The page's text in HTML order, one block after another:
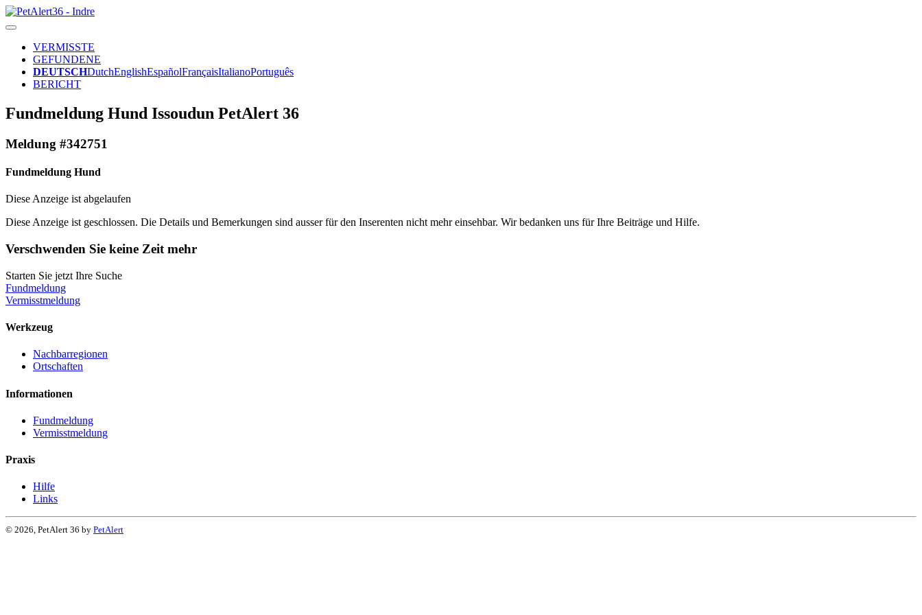
VERMISSTE
GEFUNDENE
DEUTSCHDutchEnglishEspañolFrançaisItalianoPortuguês
BERICHT
Fundmeldung Hund Issoudun PetAlert 36
Meldung #342751
Fundmeldung Hund
Diese Anzeige ist abgelaufen
Diese Anzeige ist geschlossen. Die Details und Bemerkungen sind ausser für den Inserenten nicht mehr einsehbar. Wir bedanken uns für Ihre Beiträge und Hilfe.
Verschwenden Sie keine Zeit mehr
Starten Sie jetzt Ihre Suche
Fundmeldung
Vermisstmeldung
Werkzeug
Nachbarregionen
Ortschaften
Informationen
Fundmeldung
Vermisstmeldung
Praxis
Hilfe
Links
© 2026, PetAlert 36 by PetAlert